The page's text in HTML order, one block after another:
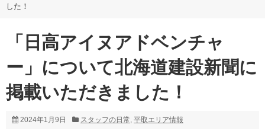
した！
「日高アイヌアドベンチャ
ー」について北海道建設新聞に
掲載いただきました！
2024年1月9日 スタッフの日常 平取エリア情報